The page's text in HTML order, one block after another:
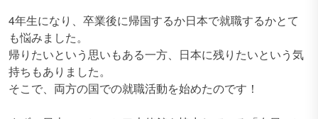
4年生になり、卒業後に帰国するか日本で就職するかとて
も悩みました。
帰りたいという思いもある一方、日本に残りたいという気
持ちもありました。
そこで、両方の国での就職活動を始めたのです！